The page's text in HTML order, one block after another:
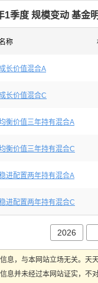
1季度 规模变动 基金
称
长价值混合A
长价值混合C
衡价值三年持有混合A
衡价值三年持有混合C
进配置两年持有混合A
进配置两年持有混合C
2026
息，与本网站立场无关。
息并未经过本网站证实，